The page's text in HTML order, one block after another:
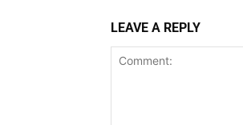
LEAVE A REPLY